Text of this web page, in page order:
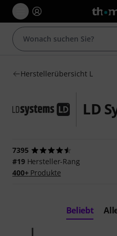
Herstellerübersicht L
LD
7395
#19Hersteller-Rang
400+Produkte
Beliebt